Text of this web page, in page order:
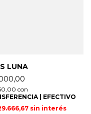
LUNA
con
| EFECTIVO
sin interés